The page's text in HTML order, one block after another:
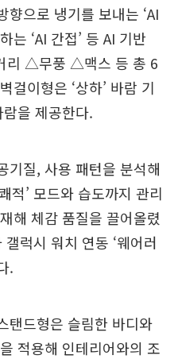
향으로 냉기를 보내는 ‘AI
는 ‘AI 간접’ 등 AI 기반
리 △무풍 △맥스 등 총 6
걸이형은 ‘상하’ 바람 기
을 제공한다.
기질, 사용 패턴을 분석해
적’ 모드와 습도까지 관리
해 체감 품질을 끌어올렸
갤럭시 워치 연동 ‘웨어러
.
탠드형은 슬림한 바디와
적용해 인테리어와의 조